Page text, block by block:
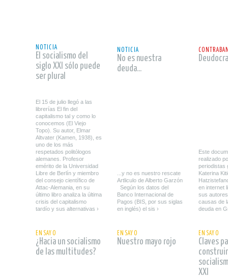
NOTICIA
El socialismo del
siglo XXI sólo puede
ser plural
El 15 de julio llegó a las
librerías El fin del
capitalismo tal y como lo
conocemos (El Viejo
Topo). Su autor, Elmar
Altvater (Kamen, 1938), es
uno de los más
respetados politólogos
alemanes. Profesor
emérito de la Universidad
Libre de Berlín y miembro
del consejo científico de
Attac-Alemania, en su
último libro analiza la última
crisis del capitalismo
tardío y sus alternativas ›
NOTICIA
No es nuestra
deuda...
...y no es nuestro rescate
Artliculo de Alberto Garzón
Según los datos del
Banco Internacional de
Pagos (BIS, por sus siglas
en inglés) el sis ›
Este
realizado
periodistas
Katerina
en internet
sus
causas de
deuda en
ENSAYO
¿Hacia un socialismo
de las multitudes?
ENSAYO
Nuestro mayo rojo
ENSAYO
Claves
XXI